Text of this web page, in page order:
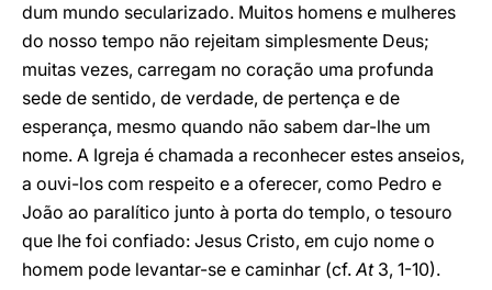
dum mundo secularizado. Muitos homens e mulheres
do nosso tempo não rejeitam simplesmente Deus;
muitas vezes, carregam no coração uma profunda
sede de sentido, de verdade, de pertença e de
esperança, mesmo quando não sabem dar-lhe um
nome. A Igreja é chamada a reconhecer estes anseios,
a ouvi-los com respeito e a oferecer, como Pedro e
João ao paralítico junto à porta do templo, o tesouro
que lhe foi confiado: Jesus Cristo, em cujo nome o
homem pode levantar-se e caminhar (cf.At3, 1-10).